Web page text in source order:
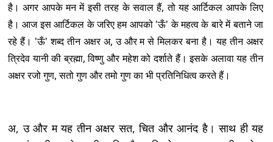
है। अगर आपके मन में इसी तरह के सवाल हैं, तो यह आर्टिकल आपके लिए
है। आज इस आर्टिकल के जरिए हम आपको 'ऊँ' के महत्व के बारे में बताने जा
रहे हैं। 'ऊँ' शब्द तीन अक्षर अ, उ और म से मिलकर बना है। यह तीन अक्षर
त्रिदेव यानी की ब्रह्मा, विष्णु और महेश को दर्शाते हैं। इसके अलावा यह तीन
अक्षर रजो गुण, सतो गुण और तमो गुण का भी प्रतिनिधित्व करते हैं।
अ, उ और म यह तीन अक्षर सत, चित और आनंद है। साथ ही यह